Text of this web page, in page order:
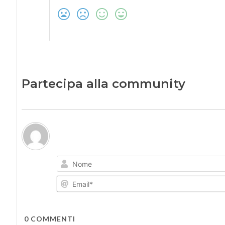
Partecipa alla community
0COMMENTI